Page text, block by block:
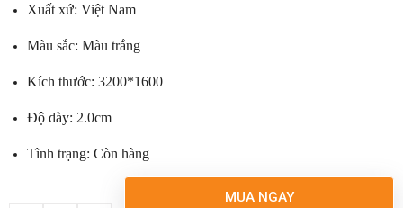
Xuất xứ: Việt Nam
Màu sắc: Màu trắng
Kích thước: 3200*1600
Độ dày: 2.0cm
Tình trạng: Còn hàng
MUA NGAY